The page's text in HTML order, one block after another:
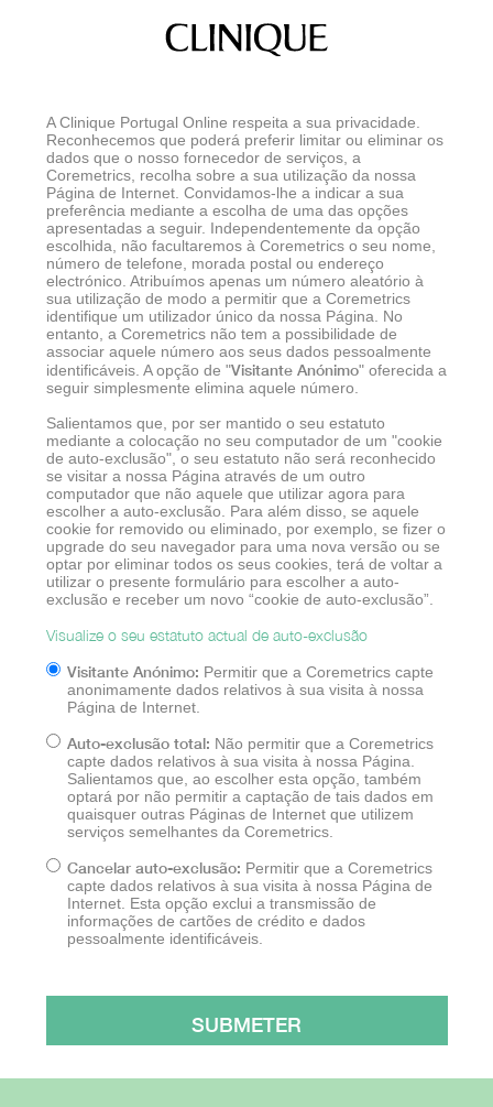
A Clinique Portugal Online respeita a sua privacidade.
Reconhecemos que poderá preferir limitar ou eliminar os
dados que o nosso fornecedor de serviços, a
Coremetrics, recolha sobre a sua utilização da nossa
Página de Internet. Convidamos-lhe a indicar a sua
preferência mediante a escolha de uma das opções
apresentadas a seguir. Independentemente da opção
escolhida, não facultaremos à Coremetrics o seu nome,
número de telefone, morada postal ou endereço
electrónico. Atribuímos apenas um número aleatório à
sua utilização de modo a permitir que a Coremetrics
identifique um utilizador único da nossa Página. No
entanto, a Coremetrics não tem a possibilidade de
associar aquele número aos seus dados pessoalmente
identificáveis. A opção de "Visitante Anónimo" oferecida a
seguir simplesmente elimina aquele número.
Salientamos que, por ser mantido o seu estatuto
mediante a colocação no seu computador de um "cookie
de auto-exclusão", o seu estatuto não será reconhecido
se visitar a nossa Página através de um outro
computador que não aquele que utilizar agora para
escolher a auto-exclusão. Para além disso, se aquele
cookie for removido ou eliminado, por exemplo, se fizer o
upgrade do seu navegador para uma nova versão ou se
optar por eliminar todos os seus cookies, terá de voltar a
utilizar o presente formulário para escolher a auto-
exclusão e receber um novo “cookie de auto-exclusão”.
Visualize o seu estatuto actual de auto-exclusão
Visitante Anónimo: Permitir que a Coremetrics capte
anonimamente dados relativos à sua visita à nossa
Página de Internet.
Auto-exclusão total: Não permitir que a Coremetrics
capte dados relativos à sua visita à nossa Página.
Salientamos que, ao escolher esta opção, também
optará por não permitir a captação de tais dados em
quaisquer outras Páginas de Internet que utilizem
serviços semelhantes da Coremetrics.
Cancelar auto-exclusão: Permitir que a Coremetrics
capte dados relativos à sua visita à nossa Página de
Internet. Esta opção exclui a transmissão de
informações de cartões de crédito e dados
pessoalmente identificáveis.
SUBMETER